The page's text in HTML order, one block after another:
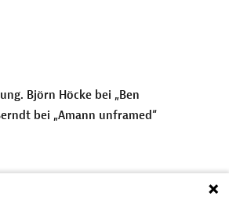
Björn Höcke bei „Ben
bei „Amann unframed“